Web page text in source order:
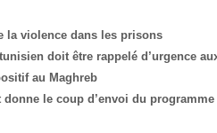
la violence dans les prisons
doit être rappelé d’urgence
au Maghreb
donne le coup d’envoi du